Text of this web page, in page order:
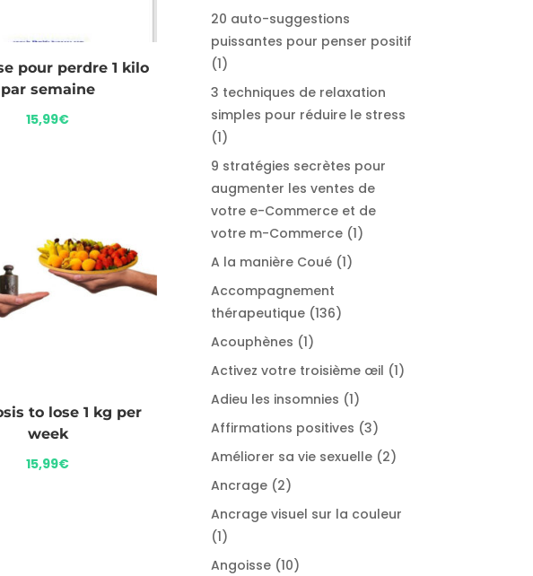
pour perdre 1 kilo
par semaine
15,99€
to lose 1 kg per
week
15,99€
produits
20 auto-suggestions
puissantes pour penser positif
11
produit
3 techniques de relaxation
simples pour réduire le stress
11
produit
9 stratégies secrètes pour
augmenter les ventes de
votre e-Commerce et de
votre m-Commerce 11
A la manière Coué 11
Accompagnement
thérapeutique 136136
Acouphènes 11
produit
Activez votre troisième œil 11
Adieu les insomnies 11
produit
Affirmations positives 33
produits
Améliorer sa vie sexuelle 22
Ancrage 22
produits
Ancrage visuel sur la couleur
11
produit
Angoisse 1010